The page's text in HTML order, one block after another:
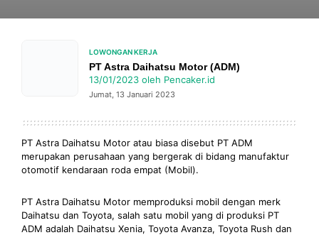
LOWONGAN KERJA
PT Astra Daihatsu Motor (ADM)
13/01/2023 oleh Pencaker.id
Jumat, 13 Januari 2023
PT Astra Daihatsu Motor atau biasa disebut PT ADM
merupakan perusahaan yang bergerak di bidang manufaktur
otomotif kendaraan roda empat (Mobil).
PT Astra Daihatsu Motor memproduksi mobil dengan merk
Daihatsu dan Toyota, salah satu mobil yang di produksi PT
ADM adalah Daihatsu Xenia, Toyota Avanza, Toyota Rush dan